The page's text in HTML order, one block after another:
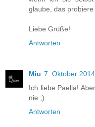
glaube, das probiere
Liebe Grüße!
Antworten
Miu 7. Oktober
Ich liebe Paella!
nie ;)
Antworten